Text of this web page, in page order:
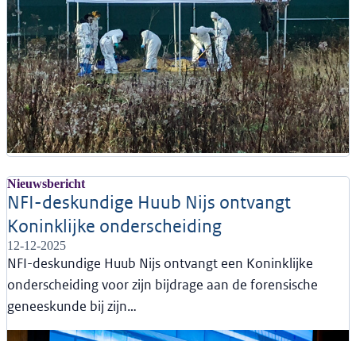
Nieuwsbericht
NFI-deskundige Huub Nijs ontvangt
Koninklijke onderscheiding
12-12-2025
NFI-deskundige Huub Nijs ontvangt een Koninklijke
onderscheiding voor zijn bijdrage aan de forensische
geneeskunde bij zijn…